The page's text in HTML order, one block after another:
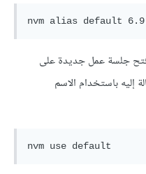
nvm alias default
فتح جلسة عمل جديدة على
nvm use default